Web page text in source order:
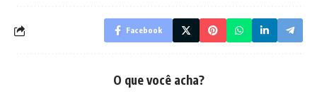
Facebook
O que você acha?